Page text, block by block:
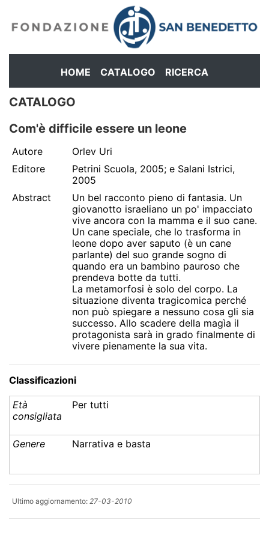
HOME CATALOGO RICERCA
CATALOGO
Com'è difficile essere un leone
Autore
Orlev Uri
Editore
Petrini Scuola, 2005; e Salani Istrici,
2005
Abstract
Un bel racconto pieno di fantasia. Un
giovanotto israeliano un po' impacciato
vive ancora con la mamma e il suo cane.
Un cane speciale, che lo trasforma in
leone dopo aver saputo (è un cane
parlante) del suo grande sogno di
quando era un bambino pauroso che
prendeva botte da tutti.
La metamorfosi è solo del corpo. La
situazione diventa tragicomica perché
non può spiegare a nessuno cosa gli sia
successo. Allo scadere della magìa il
protagonista sarà in grado finalmente di
vivere pienamente la sua vita.
Classificazioni
Età
consigliata
Per tutti
Genere Narrativa e basta
Ultimo aggiornamento: 27-03-2010